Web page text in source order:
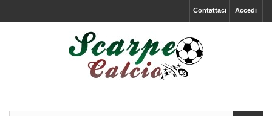
Accedi
Contattaci